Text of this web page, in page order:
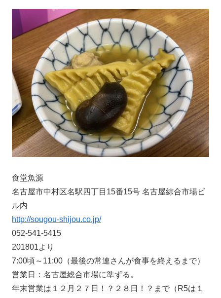
食堂魚源
名古屋市中村区名駅四丁目15番15号 名古屋綜合市場ビ
ル内
http://sougou-shijou.co.jp/
052-541-5415
201801より
7:00頃～11:00（最後の常連さんが食事を終えるまで）
営業日：名古屋総合市場に準ずる。
年末営業は１２月２７日！？２８日！？まで（R5は１